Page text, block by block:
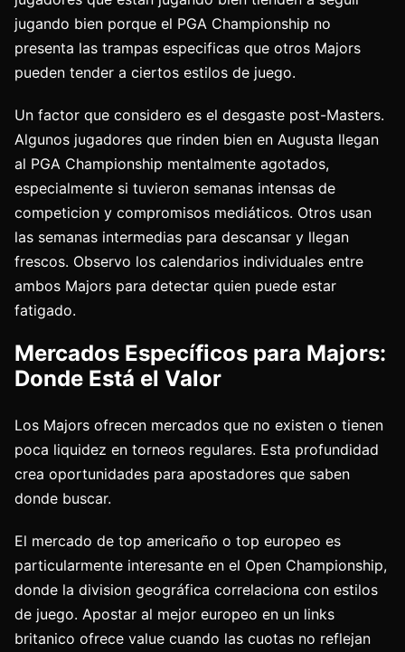
jugando bien porque el PGA Championship no
presenta las trampas especificas que otros Majors
pueden tender a ciertos estilos de juego.
Un factor que considero es el desgaste post-Masters.
Algunos jugadores que rinden bien en Augusta llegan
al PGA Championship mentalmente agotados,
especialmente si tuvieron semanas intensas de
competicion y compromisos mediáticos. Otros usan
las semanas intermedias para descansar y llegan
frescos. Observo los calendarios individuales entre
ambos Majors para detectar quien puede estar
fatigado.
Mercados Específicos para Majors:
Donde Está el Valor
Los Majors ofrecen mercados que no existen o tienen
poca liquidez en torneos regulares. Esta profundidad
crea oportunidades para apostadores que saben
donde buscar.
El mercado de top americaño o top europeo es
particularmente interesante en el Open Championship,
donde la division geográfica correlaciona con estilos
de juego. Apostar al mejor europeo en un links
britanico ofrece value cuando las cuotas no reflejan